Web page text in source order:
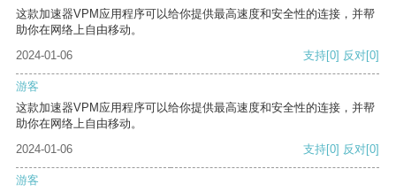
这款加速器VPM应用程序可以给你提供最高速度和安全性的连接，并帮
助你在网络上自由移动。
2024-01-06
支持[0] 反对[0]
游客
这款加速器VPM应用程序可以给你提供最高速度和安全性的连接，并帮
助你在网络上自由移动。
2024-01-06
支持[0] 反对[0]
游客